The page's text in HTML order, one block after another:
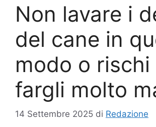
Non lavare i
del cane in
modo o rischi
fargli molto
14 Settembre 2025 di Redazione